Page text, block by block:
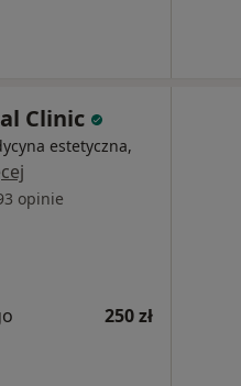
Clinic
estetyczna,
opinie
250 zł